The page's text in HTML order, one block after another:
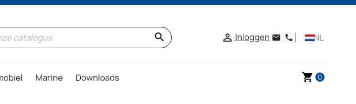
search  Inloggen email phone NL
Marine Downloads shopping_cart 0